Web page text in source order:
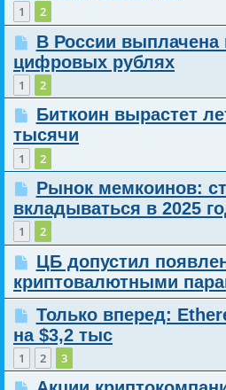
1 2
В России выплачена
цифровых рублях
1 2
Биткоин вырастет
тысячи
1 2
Рынок мемкоинов:
вкладываться в 2025
1 2
ЦБ допустил
криптовалютными
Только вперед:
на $3,2 тыс
1 2 3